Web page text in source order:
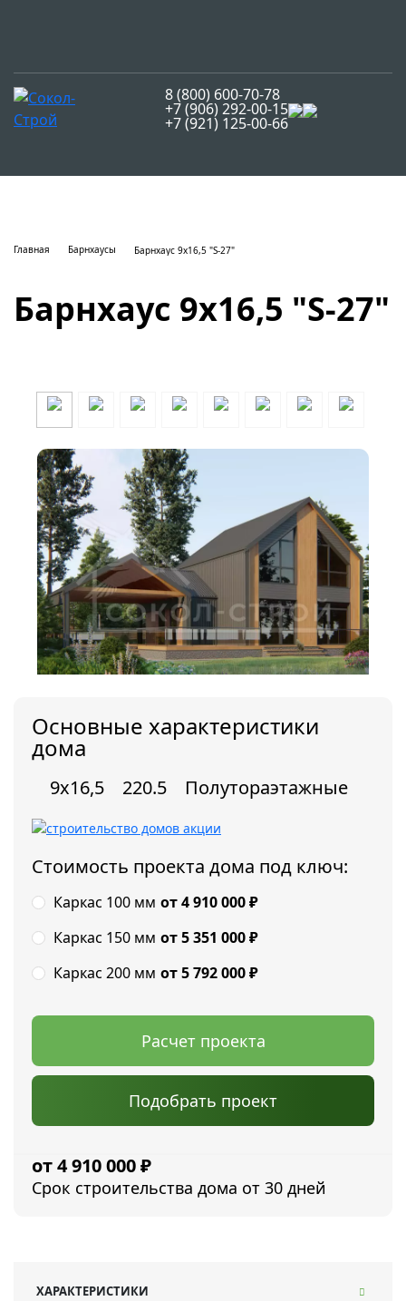
8 (800) 600-70-78
+7 (906) 292-00-15
+7 (921) 125-00-66
Главная Барнхаусы Барнхаус 9х16,5 "S-27"
Барнхаус 9х16,5 "S-27"
Основные характеристики
дома
9х16,5 220.5 Полутораэтажные
Стоимость проекта дома под ключ:
Каркас 100 мм от 4 910 000₽
Каркас 150 мм от 5 351 000₽
Каркас 200 мм от 5 792 000₽
Расчет проекта
Подобрать проект
4 910 000₽
Срок строительства дома от 30 дней
ХАРАКТЕРИСТИКИ